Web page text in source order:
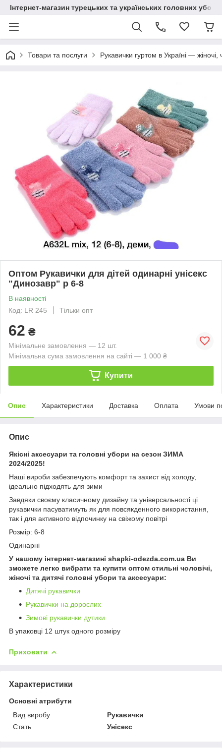
Інтернет-магазин турецьких та українських головних
Товари та послуги Рукавички гуртом в Україні — жіночі,
Оптом Рукавички для дітей одинарні унісекс
"Динозавр" р 6-8
В наявності
Код: LR 245
Тільки опт
62 ₴
Мінімальне замовлення — 12 шт.
Мінімальна сума замовлення на сайті — 1 000 ₴
Купити
Опис Характеристики Доставка Оплата Умови
Опис
Якісні аксесуари та головні убори на сезон ЗИМА
2024/2025!
Наші вироби забезпечують комфорт та захист від холоду,
ідеально підходять для зими
Завдяки своєму класичному дизайну та універсальності ці
рукавички пасуватимуть як для повсякденного використання,
так і для активного відпочинку на свіжому повітрі
Розмір: 6-8
Одинарні
У нашому інтернет-магазині shapki-odezda.com.ua Ви
зможете легко вибрати та купити оптом стильні чоловічі,
жіночі та дитячі головні убори та аксесуари:
Дитячі рукавички
Рукавички на дорослих
Зимові рукавички дутики
В упаковці 12 штук одного розміру
Приховати
Характеристики
Основні атрибути
Вид виробу
Рукавички
Стать
Унісекс